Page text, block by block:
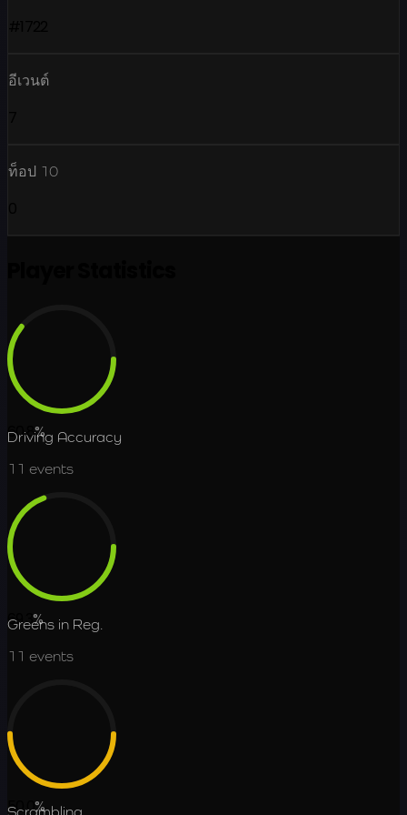
อีเวนต์
ท็อป 10
60.8%
Driving Accuracy
11 events
69.3%
Greens in Reg.
11 events
50.0%